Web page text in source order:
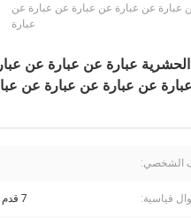
عبارة عن عبارة عن عبارة عن عبارة عن
عبارة
عبارة عن عبارة عن
عن عبارة عن عبارة عن
الشخصي:
قياسية: 7 قدم / 8 قدم / 10 قدم